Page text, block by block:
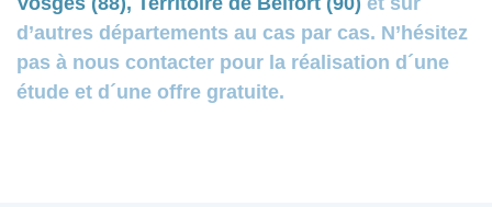
d’autres départements au cas par cas. N’hésitez
pas à nous contacter pour la réalisation d´une
étude et d´une offre gratuite.